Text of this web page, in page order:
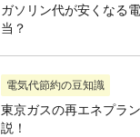
ガソリン代が安くなる
当？
電気代節約の豆知識
東京ガスの再エネプラ
説！